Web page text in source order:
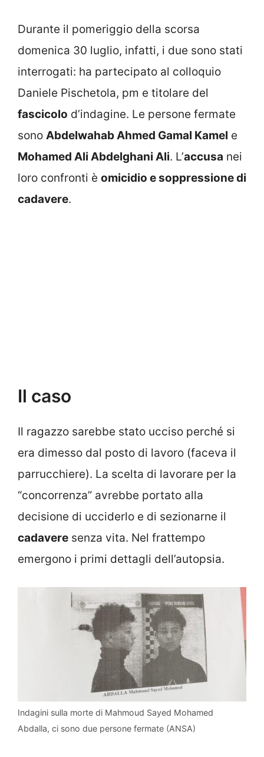
Durante il pomeriggio della scorsa
domenica 30 luglio, infatti, i due sono stati
interrogati: ha partecipato al colloquio
Daniele Pischetola, pm e titolare del
fascicolo d’indagine. Le persone fermate
sono Abdelwahab Ahmed Gamal Kamel e
Mohamed Ali Abdelghani Ali. L’accusa nei
loro confronti è omicidio e soppressione di
cadavere.
Il caso
Il ragazzo sarebbe stato ucciso perché si
era dimesso dal posto di lavoro (faceva il
parrucchiere). La scelta di lavorare per la
“concorrenza” avrebbe portato alla
decisione di ucciderlo e di sezionarne il
cadavere senza vita. Nel frattempo
emergono i primi dettagli dell’autopsia.
Indagini sulla morte di Mahmoud Sayed Mohamed
Abdalla, ci sono due persone fermate (ANSA)